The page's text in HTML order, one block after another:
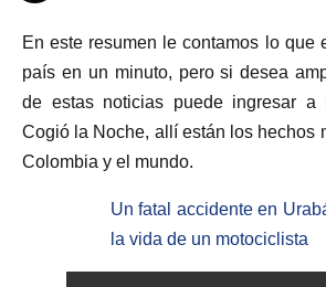
En este resumen le contamos lo que
país en un minuto, pero si desea
de estas noticias puede ingresar
Cogió la Noche, allí están los hechos
Colombia y el mundo.
Un fatal accidente en
la vida de un motociclista